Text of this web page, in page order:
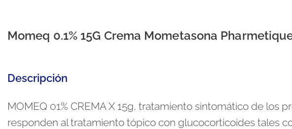
Momeq 0.1% 15G Crema Mometasona
Descripción
MOMEQ 01% CREMA X 15g, tratamiento sintomático de los
responden al tratamiento tópico con glucocorticoides tales